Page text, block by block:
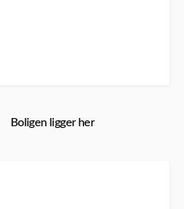
Boligen ligger her